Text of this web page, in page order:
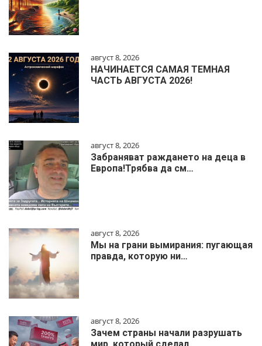
август 8, 2026
НАЧИНАЕТСЯ САМАЯ ТЕМНАЯ
ЧАСТЬ АВГУСТА 2026!
август 8, 2026
Забраняват раждането на деца в
Европа!Трябва да см…
август 8, 2026
Мы на грани вымирания: пугающая
правда, которую ни…
август 8, 2026
Зачем страны начали разрушать